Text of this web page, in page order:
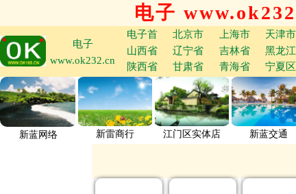
电子
电子
www.ok232.cn
电子首 北京市 上海市 天津市
山西省
辽宁省 吉林省 黑龙江
陕西省
甘肃省 青海省 宁夏区
新蓝网络 新雷商行 江门区实体店 新蓝交通